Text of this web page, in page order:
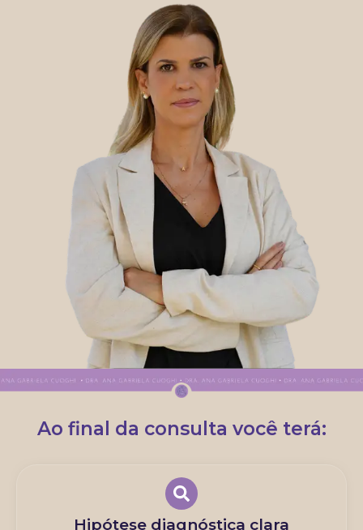
Ao final da consulta você terá:
Hipótese diagnóstica clara